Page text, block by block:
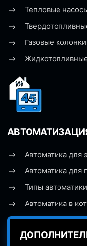
Тепловые
Газовые колонки
Автоматика для
Автоматика для
Типы
Автоматика в